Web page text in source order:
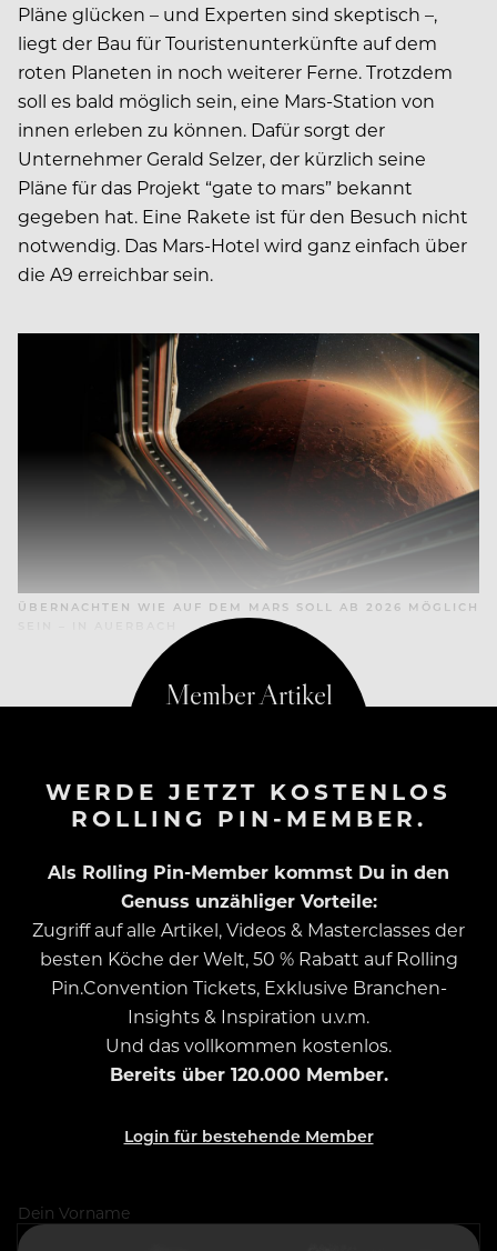
Pläne glücken – und Experten sind skeptisch –,
liegt der Bau für Touristenunterkünfte auf dem
roten Planeten in noch weiterer Ferne. Trotzdem
soll es bald möglich sein, eine Mars-Station von
innen erleben zu können. Dafür sorgt der
Unternehmer Gerald Selzer, der kürzlich seine
Pläne für das Projekt “gate to mars” bekannt
gegeben hat. Eine Rakete ist für den Besuch nicht
notwendig. Das Mars-Hotel wird ganz einfach über
die A9 erreichbar sein.
ÜBERNACHTEN WIE AUF DEM MARS SOLL AB 2026 MÖGLICH
WERDE JETZT KOSTENLOS
ROLLING PIN-MEMBER.
Als Rolling Pin-Member kommst Du in den
Genuss unzähliger Vorteile:
Zugriff auf alle Artikel, Videos & Masterclasses der
besten Köche der Welt, 50 % Rabatt auf Rolling
Pin.Convention Tickets, Exklusive Branchen-
Insights & Inspiration u.v.m.
Und das vollkommen kostenlos.
Bereits über 120.000 Member.
Login für bestehende Member
Dein Vorname